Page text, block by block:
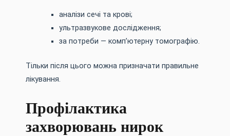
аналізи сечі та крові;
ультразвукове дослідження;
за потреби — комп’ютерну томографію.
Тільки після цього можна призначати правильне
лікування.
Профілактика
захворювань нирок